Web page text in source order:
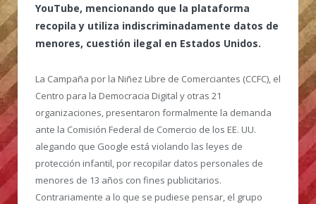
YouTube, mencionando que la plataforma
recopila y utiliza indiscriminadamente datos de
menores, cuestión ilegal en Estados Unidos.
La Campaña por la Niñez Libre de Comerciantes (CCFC), el
Centro para la Democracia Digital y otras 21
organizaciones, presentaron formalmente la demanda
ante la Comisión Federal de Comercio de los EE. UU.
alegando que Google está violando las leyes de
protección infantil, por recopilar datos personales de
menores de 13 años con fines publicitarios.
Contrariamente a lo que se pudiese pensar, el grupo